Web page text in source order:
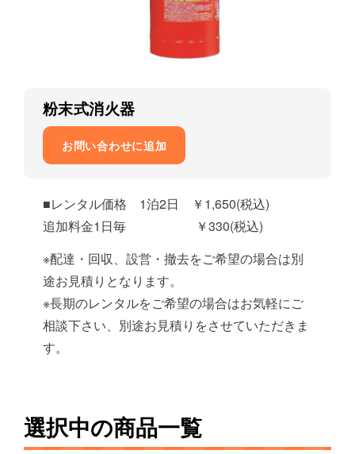
粉末式消火器
お問い合わせに追加
■レンタル価格 1泊2日 ￥1,650(税込)
追加料金1日毎 ￥330(税込)
※配達・回収、設営・撤去をご希望の場合は別
途お見積りとなります。
※長期のレンタルをご希望の場合はお気軽にご
相談下さい、別途お見積りをさせていただきま
す。
選択中の商品一覧